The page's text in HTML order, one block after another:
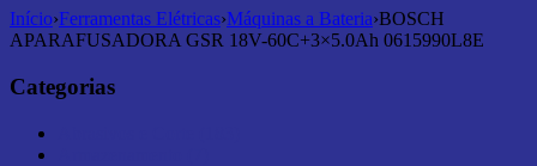
Início›Ferramentas Elétricas›Máquinas a Bateria›BOSCH
APARAFUSADORA GSR 18V-60C+3×5.0Ah 0615990L8E
Categorias